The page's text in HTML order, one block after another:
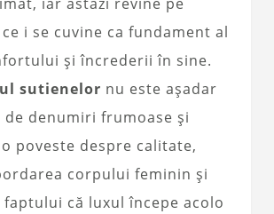
i se cuvine ca fundament al
și încrederii în sine.
sutienelor nu este așadar
denumiri frumoase și
poveste despre calitate,
corpului feminin și
că luxul începe acolo